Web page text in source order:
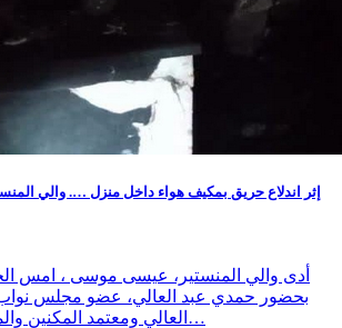
إثر اندلاع حريق بمكيف هواء داخل منزل …. والي
بحضور حمدي عبد العالي، عضو مجلس
العالي ومعتمد المكنين والمكلّف بدائرة الشؤون…